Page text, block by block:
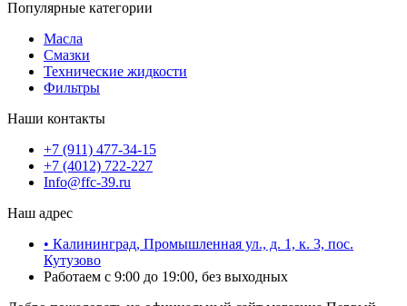
Популярные категории
Масла
Смазки
Технические жидкости
Фильтры
Наши контакты
+7 (911) 477-34-15
+7 (4012) 722-227
Info@ffc-39.ru
Наш адрес
• Калининград, Промышленная ул., д. 1, к. 3, пос.
Кутузово
Работаем с 9:00 до 19:00, без выходных